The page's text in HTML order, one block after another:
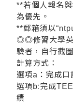
**若個人報名
為優先。
**郵箱須以
◎◎修習大學英
驗者，自行截
計算方式：
選項a：完成
選項b:完成
績